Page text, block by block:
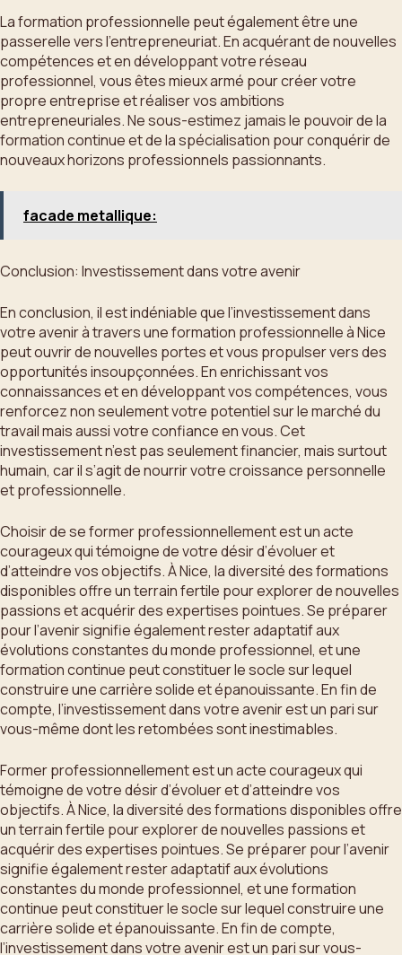
La formation professionnelle peut également être une
passerelle vers l’entrepreneuriat. En acquérant de nouvelles
compétences et en développant votre réseau
professionnel, vous êtes mieux armé pour créer votre
propre entreprise et réaliser vos ambitions
entrepreneuriales. Ne sous-estimez jamais le pouvoir de la
formation continue et de la spécialisation pour conquérir de
nouveaux horizons professionnels passionnants.
facade metallique:
Conclusion: Investissement dans votre avenir
En conclusion, il est indéniable que l’investissement dans
votre avenir à travers une formation professionnelle à Nice
peut ouvrir de nouvelles portes et vous propulser vers des
opportunités insoupçonnées. En enrichissant vos
connaissances et en développant vos compétences, vous
renforcez non seulement votre potentiel sur le marché du
travail mais aussi votre confiance en vous. Cet
investissement n’est pas seulement financier, mais surtout
humain, car il s’agit de nourrir votre croissance personnelle
et professionnelle.
Choisir de se former professionnellement est un acte
courageux qui témoigne de votre désir d’évoluer et
d’atteindre vos objectifs. À Nice, la diversité des formations
disponibles offre un terrain fertile pour explorer de nouvelles
passions et acquérir des expertises pointues. Se préparer
pour l’avenir signifie également rester adaptatif aux
évolutions constantes du monde professionnel, et une
formation continue peut constituer le socle sur lequel
construire une carrière solide et épanouissante. En fin de
compte, l’investissement dans votre avenir est un pari sur
vous-même dont les retombées sont inestimables.
Former professionnellement est un acte courageux qui
témoigne de votre désir d’évoluer et d’atteindre vos
objectifs. À Nice, la diversité des formations disponibles offre
un terrain fertile pour explorer de nouvelles passions et
acquérir des expertises pointues. Se préparer pour l’avenir
signifie également rester adaptatif aux évolutions
constantes du monde professionnel, et une formation
continue peut constituer le socle sur lequel construire une
carrière solide et épanouissante. En fin de compte,
l’investissement dans votre avenir est un pari sur vous-